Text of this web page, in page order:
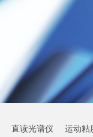
直读光谱仪 运动粘